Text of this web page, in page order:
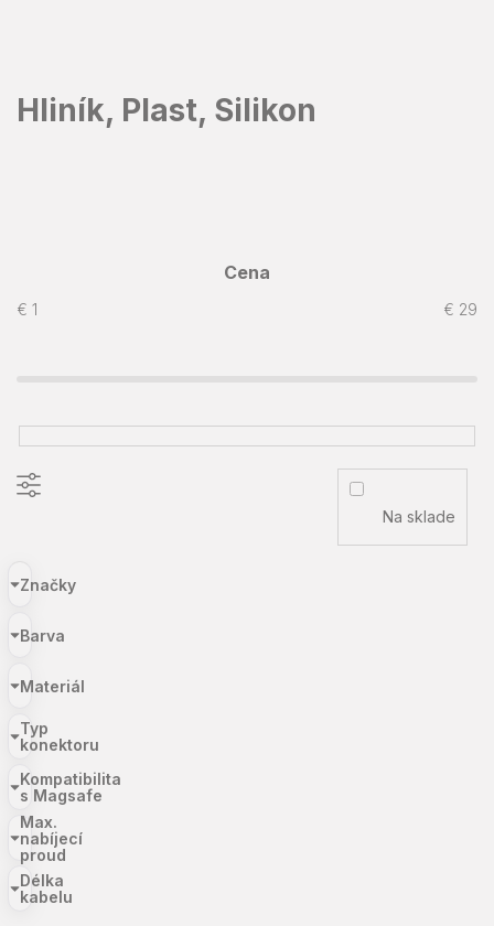
Hliník, Plast, Silikon
Cena
€ 1 € 29
Na sklade
Značky
Barva
Materiál
Typ
konektoru
Kompatibilita
s Magsafe
Max.
nabíjecí
proud
Délka
kabelu